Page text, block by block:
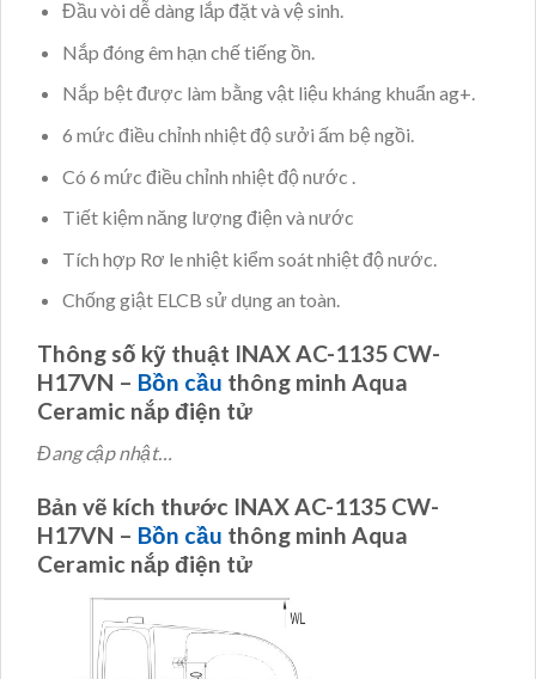
Đầu vòi dễ dàng lắp đặt và vệ sinh.
Nắp đóng êm hạn chế tiếng ồn.
Nắp bệt được làm bằng vật liệu kháng khuẩn ag+.
6 mức điều chỉnh nhiệt độ sưởi ấm bệ ngồi.
Có 6 mức điều chỉnh nhiệt độ nước .
Tiết kiệm năng lượng điện và nước
Tích hợp Rơ le nhiệt kiểm soát nhiệt độ nước.
Chống giật ELCB sử dụng an toàn.
Thông số kỹ thuật INAX AC-1135 CW-
H17VN – Bồn cầu thông minh Aqua
Ceramic nắp điện tử
Đang cập nhật…
Bản vẽ kích thước INAX AC-1135 CW-
H17VN – Bồn cầu thông minh Aqua
Ceramic nắp điện tử